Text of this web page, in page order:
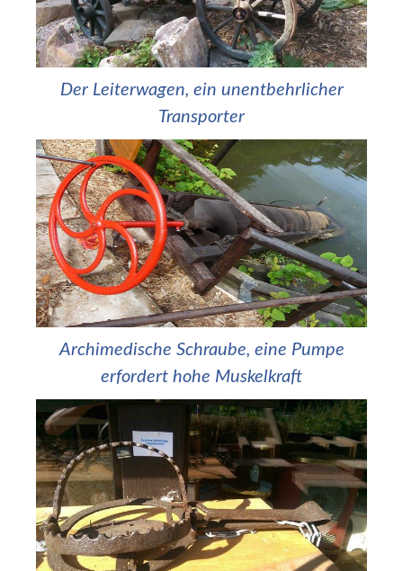
Der Leiterwagen, ein unentbehrlicher
Transporter
Archimedische Schraube, eine Pumpe
erfordert hohe Muskelkraft